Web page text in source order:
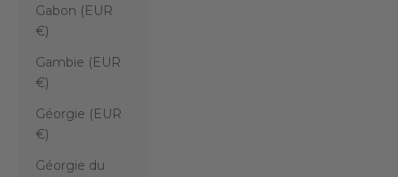
Gabon (EUR
€)
Gambie (EUR
€)
Géorgie (EUR
€)
Géorgie du